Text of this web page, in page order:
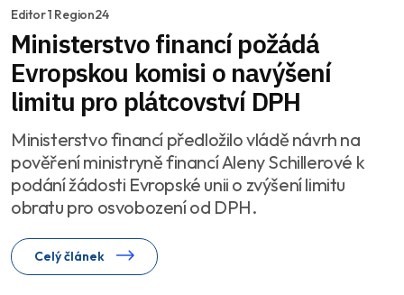
Editor 1 Region24
Ministerstvo financí požádá
Evropskou komisi o navýšení
limitu pro plátcovství DPH
Ministerstvo financí předložilo vládě návrh na
pověření ministryně financí Aleny Schillerové k
podání žádosti Evropské unii o zvýšení limitu
obratu pro osvobození od DPH.
Celý článek